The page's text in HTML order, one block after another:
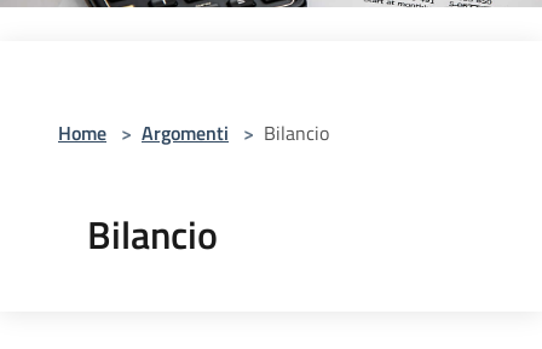
Home > Argomenti > Bilancio
Bilancio